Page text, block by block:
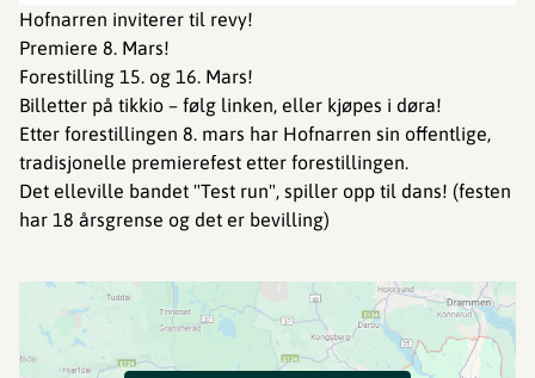
Hofnarren inviterer til revy!
Premiere 8. Mars!
Forestilling 15. og 16. Mars!
Billetter på tikkio – følg linken, eller kjøpes i døra!
Etter forestillingen 8. mars har Hofnarren sin offentlige,
tradisjonelle premierefest etter forestillingen.
Det elleville bandet "Test run", spiller opp til dans! (festen
har 18 årsgrense og det er bevilling)